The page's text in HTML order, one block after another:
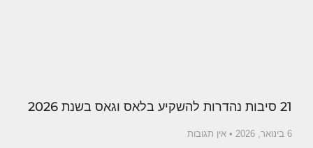
21 סיבות נהדרות להשקיע בלאס וגאס בשנת 2026
6 בינואר, 2026 אין תגובות